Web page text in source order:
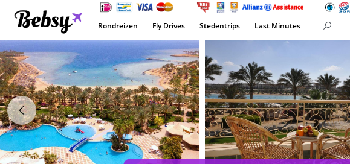
Rondreizen Fly Drives Stedentrips Last Minutes